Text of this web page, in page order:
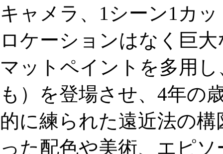
キャメラ、1シーン1カ
ロケーションはなく巨
マットペイントを多用
も）を登場させ、4年の
的に練られた遠近法の
った配色や美術、エピ